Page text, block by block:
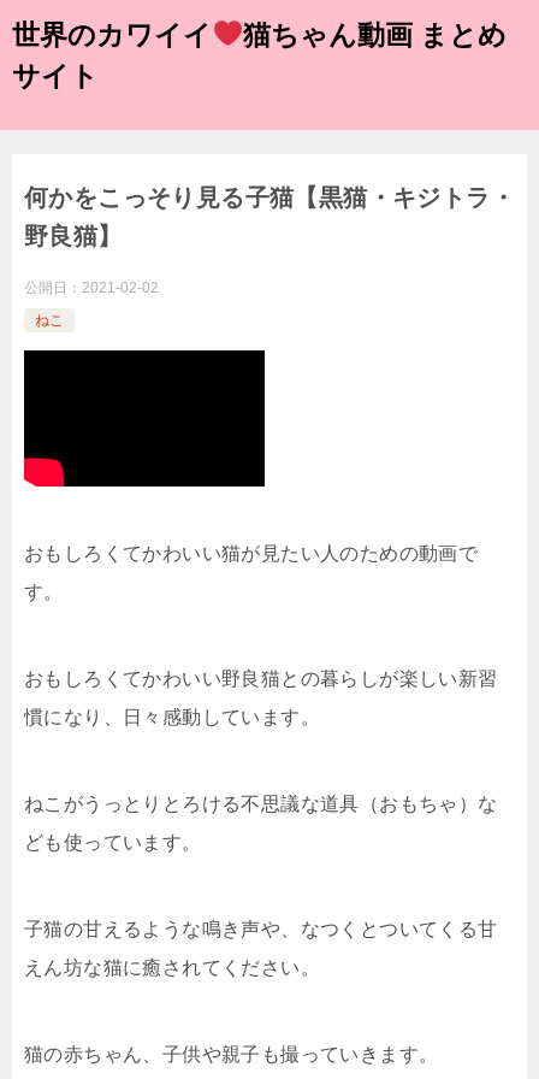
世界のカワイイ
猫ちゃん動画 まとめ
サイト
何かをこっそり見る子猫【黒猫・キジトラ・
野良猫】
公開日： 2021-02-02
ねこ
おもしろくてかわいい猫が見たい人のための動画で
す。
おもしろくてかわいい野良猫との暮らしが楽しい新習
慣になり、日々感動しています。
ねこがうっとりとろける不思議な道具（おもちゃ）な
ども使っています。
子猫の甘えるような鳴き声や、なつくとついてくる甘
えん坊な猫に癒されてください。
猫の赤ちゃん、子供や親子も撮っていきます。